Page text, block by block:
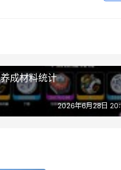
成材料统计
2026年6月28日